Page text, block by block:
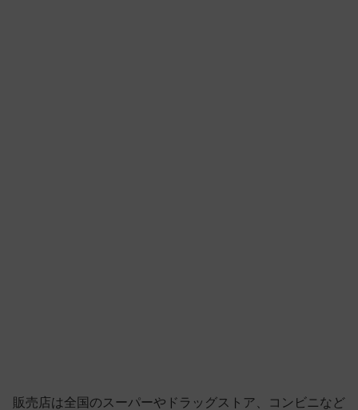
販売店は全国のスーパーやドラッグストア、コンビニなど